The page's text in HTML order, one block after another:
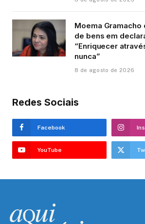
Moema
de bens em
“Enriquecer
nunca”
8 de agosto de 2026
Redes Sociais
Facebook
YouTube